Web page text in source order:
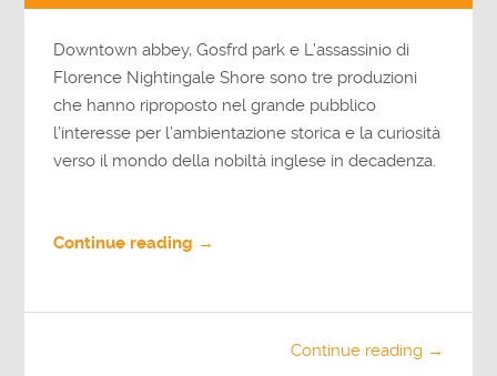
Downtown abbey, Gosfrd park e L’assassinio di
Florence Nightingale Shore sono tre produzioni
che hanno riproposto nel grande pubblico
l’interesse per l’ambientazione storica e la curiosità
verso il mondo della nobiltà inglese in decadenza.
Continue reading →
Continue reading →